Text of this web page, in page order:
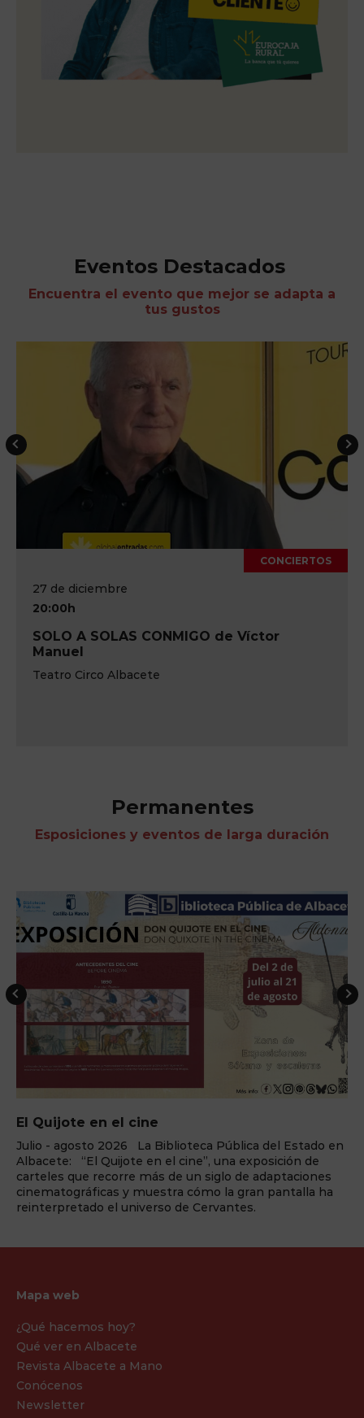
Eventos Destacados
Encuentra el evento que mejor se adapta a
tus gustos
27 de diciembre
20:00h
SOLO A SOLAS CONMIGO de Víctor
Manuel
Teatro Circo Albacete
CONCIERTOS
Permanentes
Esposiciones y eventos de larga duración
El Quijote en el cine
Julio - agosto 2026 La Biblioteca Pública del Estado en
Albacete: “El Quijote en el cine”, una exposición de
carteles que recorre más de un siglo de adaptaciones
cinematográficas y muestra cómo la gran pantalla ha
reinterpretado el universo de Cervantes.
Mapa web
¿Qué hacemos hoy?
Qué ver en Albacete
Revista Albacete a Mano
Conócenos
Newsletter